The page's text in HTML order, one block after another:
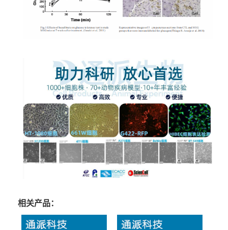
相关产品：